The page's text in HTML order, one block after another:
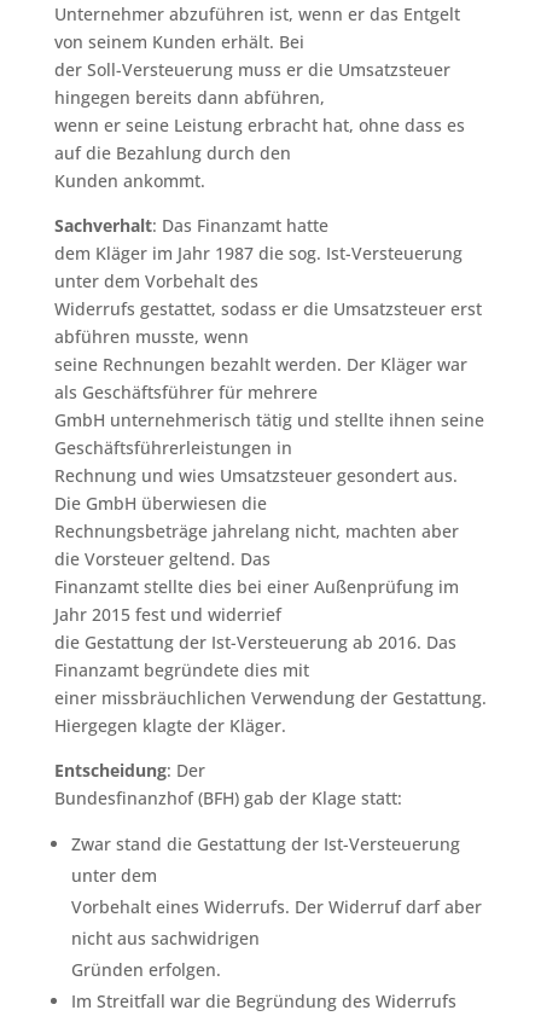
Unternehmer abzuführen ist, wenn er das Entgelt
von seinem Kunden erhält. Bei
der Soll-Versteuerung muss er die Umsatzsteuer
hingegen bereits dann abführen,
wenn er seine Leistung erbracht hat, ohne dass es
auf die Bezahlung durch den
Kunden ankommt.
Sachverhalt: Das Finanzamt hatte
dem Kläger im Jahr 1987 die sog. Ist-Versteuerung
unter dem Vorbehalt des
Widerrufs gestattet, sodass er die Umsatzsteuer erst
abführen musste, wenn
seine Rechnungen bezahlt werden. Der Kläger war
als Geschäftsführer für mehrere
GmbH unternehmerisch tätig und stellte ihnen seine
Geschäftsführerleistungen in
Rechnung und wies Umsatzsteuer gesondert aus.
Die GmbH überwiesen die
Rechnungsbeträge jahrelang nicht, machten aber
die Vorsteuer geltend. Das
Finanzamt stellte dies bei einer Außenprüfung im
Jahr 2015 fest und widerrief
die Gestattung der Ist-Versteuerung ab 2016. Das
Finanzamt begründete dies mit
einer missbräuchlichen Verwendung der Gestattung.
Hiergegen klagte der Kläger.
Entscheidung: Der
Bundesfinanzhof (BFH) gab der Klage statt:
Zwar stand die Gestattung der Ist-Versteuerung
unter dem
Vorbehalt eines Widerrufs. Der Widerruf darf aber
nicht aus sachwidrigen
Gründen erfolgen.
Im Streitfall war die Begründung des Widerrufs